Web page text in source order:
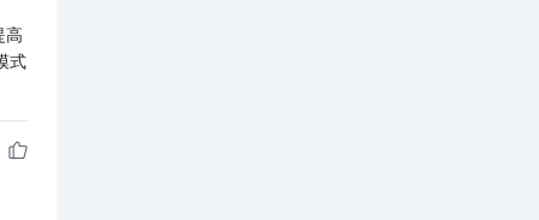
高
式